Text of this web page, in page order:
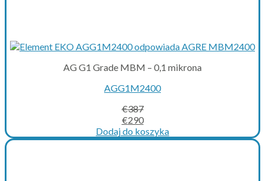
AG G1 Grade MBM – 0,1 mikrona
AGG1M2400
€387
Original
price
was:
€290Current
price
is:
Dodaj do koszyka